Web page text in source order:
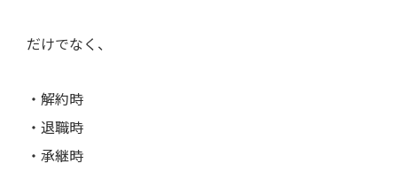
だけでなく、
・解約時
・退職時
・承継時